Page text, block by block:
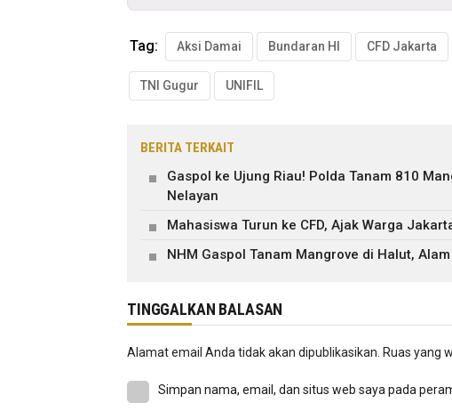
Tag: Aksi Damai Bundaran HI CFD Jakarta
TNI Gugur UNIFIL
BERITA TERKAIT
Gaspol ke Ujung Riau! Polda Tanam 810
Nelayan
Mahasiswa Turun ke CFD, Ajak Warga
NHM Gaspol Tanam Mangrove di Halut,
TINGGALKAN BALASAN
Alamat email Anda tidak akan dipublikasikan. Ruas yang
Simpan nama, email, dan situs web saya pada